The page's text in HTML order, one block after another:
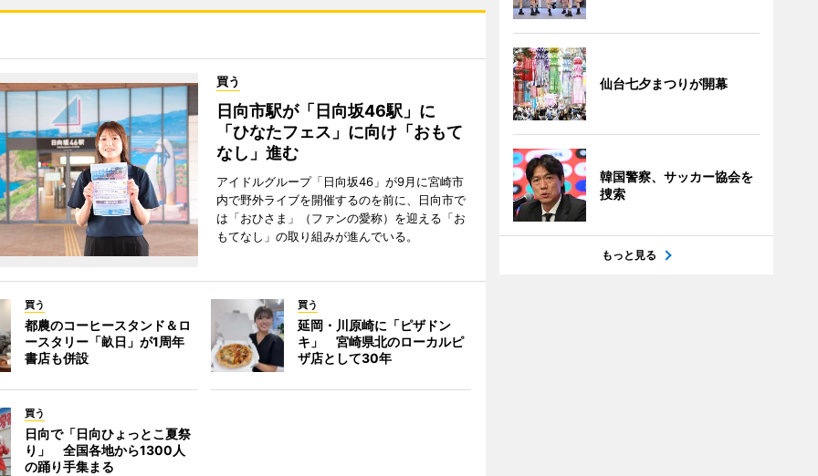
買う
日向市駅が「日向坂46駅」に
「ひなたフェス」に向け「おもて
なし」進む
アイドルグループ「日向坂46」が9月に宮崎市
内で野外ライブを開催するのを前に、日向市で
は「おひさま」（ファンの愛称）を迎える「お
もてなし」の取り組みが進んでいる。
買う
都農のコーヒースタンド＆ロ
ースタリー「畝日」が1周年
書店も併設
買う
延岡・川原崎に「ピザドン
キ」 宮崎県北のローカルピ
ザ店として30年
買う
日向で「日向ひょっとこ夏祭
り」 全国各地から1300人
の踊り手集まる
仙台七夕まつりが開幕
韓国警察、サッカー協会を
捜索
もっと見る